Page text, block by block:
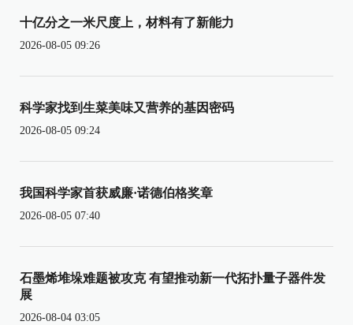
十亿分之一米尺度上，材料有了新能力
2026-08-05 09:26
科学家找到生菜美味又营养的基因密码
2026-08-05 09:24
我国科学家首获威廉·诺德伯格奖章
2026-08-05 07:40
石墨烯堆垛难题被攻克 有望推动新一代拓扑量子器件发
展
2026-08-04 03:05